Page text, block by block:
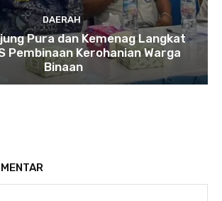
DAERAH
Pura dan Kemenag Langkat
Pembinaan Kerohanian Warga
Binaan